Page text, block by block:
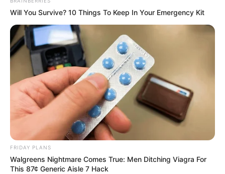
Will You Survive? 10 Things To Keep In Your Emergency Kit
FRIDAY PLANS
Walgreens Nightmare Comes True: Men Ditching Viagra For
This 87¢ Generic Aisle 7 Hack